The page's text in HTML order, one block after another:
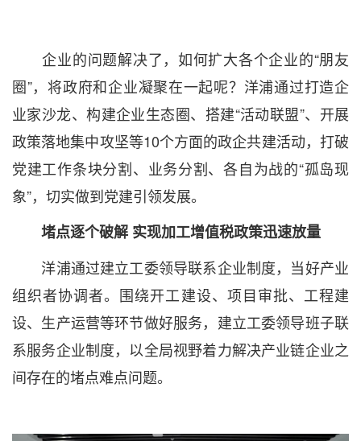
企业的问题解决了，如何扩大各个企业的“朋友
圈”，将政府和企业凝聚在一起呢？洋浦通过打造企
业家沙龙、构建企业生态圈、搭建“活动联盟”、开展
政策落地集中攻坚等10个方面的政企共建活动，打破
党建工作条块分割、业务分割、各自为战的“孤岛现
象”，切实做到党建引领发展。
堵点逐个破解 实现加工增值税政策迅速放量
洋浦通过建立工委领导联系企业制度，当好产业
组织者协调者。围绕开工建设、项目审批、工程建
设、生产运营等环节做好服务，建立工委领导班子联
系服务企业制度，以全局视野着力解决产业链企业之
间存在的堵点难点问题。